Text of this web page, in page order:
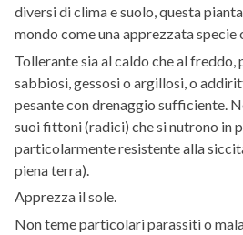
diversi di clima e suolo, questa
mondo come una apprezzata specie
Tollerante sia al caldo che al freddo,
sabbiosi, gessosi o argillosi, o
pesante con drenaggio sufficiente.
suoi fittoni (radici) che si nutrono in
particolarmente resistente alla
piena terra).
Apprezza il sole.
Non teme particolari parassiti o